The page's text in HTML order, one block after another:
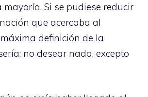
mayoría. Si se pudiese reducir
que acercaba al
definición de la
no desear nada, excepto